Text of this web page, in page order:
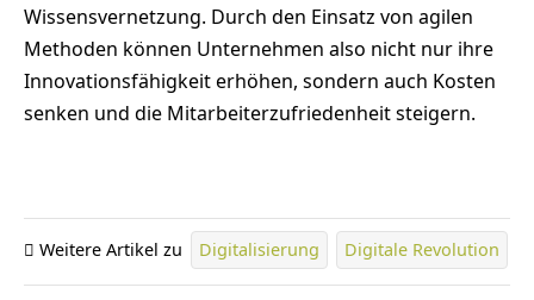
Wissensvernetzung. Durch den Einsatz von agilen
Methoden können Unternehmen also nicht nur ihre
Innovationsfähigkeit erhöhen, sondern auch Kosten
senken und die Mitarbeiterzufriedenheit steigern.
Weitere Artikel zu Digitalisierung Digitale Revolution